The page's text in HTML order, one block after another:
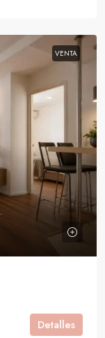
VENTA
Detalles